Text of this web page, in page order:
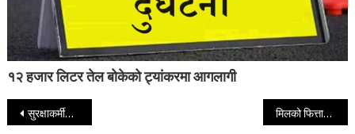
१२ हजार लिटर तेल बोकेको ट्यांकरमा आगलागी
Post navigation
सुरक्षाकर्मीको घेराभित्रै लेखराज भट्टको घरमा वम विष्फोट मिलको फित्तामा बेरिएर एक महिलाको मृत्यु